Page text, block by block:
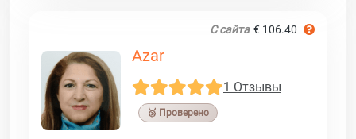
С сайта € 106.40
Azar
1 Отзывы
🥉 Проверено